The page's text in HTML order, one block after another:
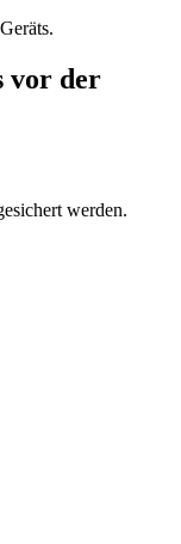
vor der
werden.